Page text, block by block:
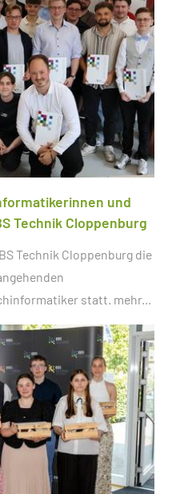
und
Technik Cloppenburg
Technik Cloppenburg die
statt. mehr...